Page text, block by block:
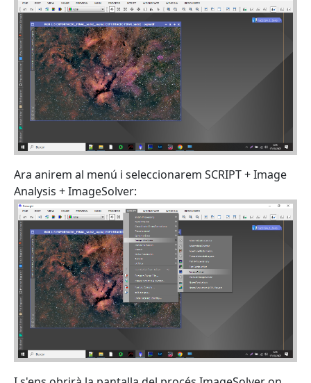
Ara anirem al menú i seleccionarem SCRIPT + Image
Analysis + ImageSolver: